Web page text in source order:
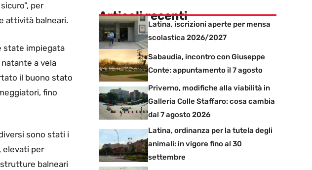
per
attività balneari.
state impiegata
a vela
il buono stato
fino
sono stati i
elevati per
balneari
Articoli recenti
Latina, iscrizioni aperte per mensa
scolastica 2026/2027
Sabaudia, incontro con Giuseppe
Conte: appuntamento il 7 agosto
Priverno, modifiche alla viabilità in
Galleria Colle Staffaro: cosa cambia
dal 7 agosto 2026
Latina, ordinanza per la tutela degli
animali: in vigore fino al 30
settembre